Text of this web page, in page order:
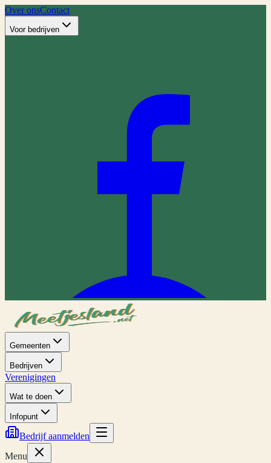
Over onsContact
Voor bedrijven
Gemeenten
Bedrijven
Verenigingen
Wat te doen
Infopunt
Bedrijf aanmelden
Menu